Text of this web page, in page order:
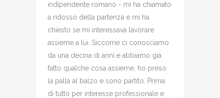
indipendente romano - mi ha chiamato
a ridosso della partenza e mi ha
chiesto se mi interessava lavorare
assieme a lui. Siccome ci conosciamo
da una decina di anni e abbiamo già
fatto qualche cosa assieme, ho preso
la palla al balzo e sono partito. Prima
di tutto per interesse professionale e